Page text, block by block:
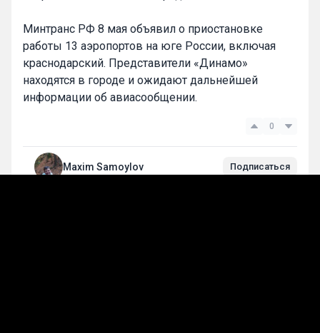
Минтранс РФ 8 мая объявил о приостановке
работы 13 аэропортов на юге России, включая
краснодарский. Представители «Динамо»
находятся в городе и ожидают дальнейшей
информации об авиасообщении.
0
Maxim Samoylov Подписаться